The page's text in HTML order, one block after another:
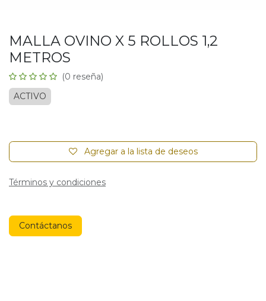
MALLA OVINO X 5 ROLLOS 1,2
METROS
(0 reseña)
ACTIVO
Agregar a la lista de deseos
Términos y condiciones
Contáctanos